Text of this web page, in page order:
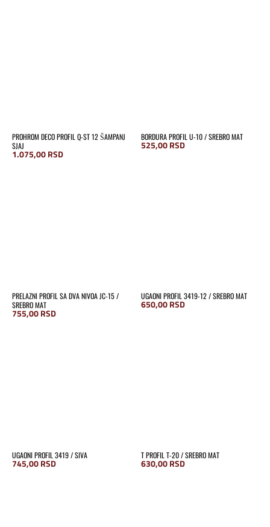
PROHROM DECO PROFIL Q-ST 12 ŠAMPANJ
SJAJ
1.075,00RSD
BORDURA PROFIL U-10 / SREBRO MAT
525,00RSD
PRELAZNI PROFIL SA DVA NIVOA JC-15 /
SREBRO MAT
755,00RSD
UGAONI PROFIL 3419-12 / SREBRO MAT
650,00RSD
UGAONI PROFIL 3419 / SIVA
745,00RSD
T PROFIL T-20 / SREBRO MAT
630,00RSD